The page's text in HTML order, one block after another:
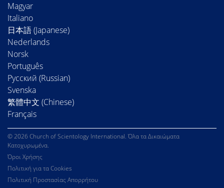
Magyar
Italiano
日本語 (Japanese)
Nederlands
Norsk
Português
Русский (Russian)
Svenska
繁體中文 (Chinese)
Français
© 2026 Church of Scientology International. Όλα τα Δικαιώματα
Κατοχυρωμένα.
Όροι Χρήσης
Πολιτική για τα Cookies
Πολιτική Προστασίας Απορρήτου